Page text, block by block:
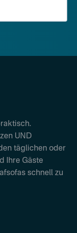
UND
täglichen oder
Ihre Gäste
schnell zu